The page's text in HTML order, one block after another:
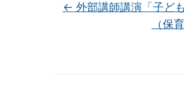
← 外部講師講演「子ど
（保